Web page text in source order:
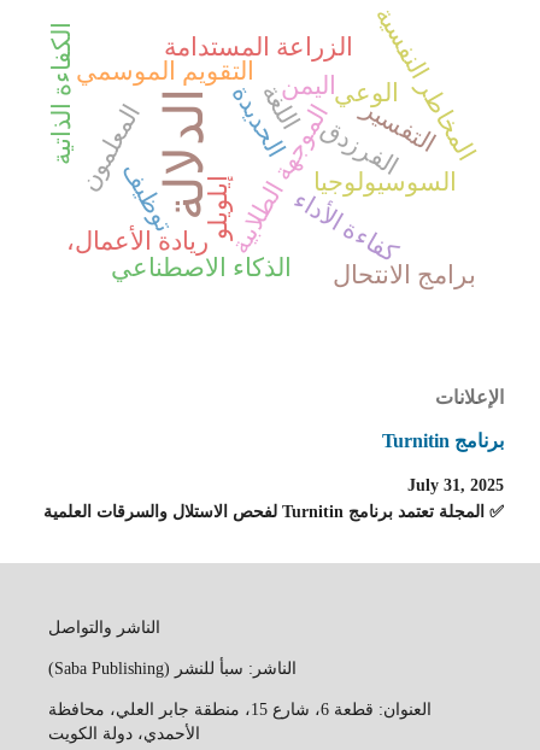
الدلالة
التقويم الموسمي
اللغة الوعي
الموجهة الطلابية
المخاطر النفسية
توظيف السوسيولوجيا إيلويلو
الزراعة المستدامة
ريادة الأعمال،
الكفاءة الذاتية
كفاءة الأداء
اليمن
المعلمون
الذكاء الاصطناعي برامج الانتحال
الحديدة التفسير
الفرزدق
الإعلانات
برنامج Turnitin
July 31, 2025
✅ المجلة تعتمد برنامج Turnitin لفحص الاستلال والسرقات العلمية
الناشر والتواصل
الناشر: سبأ للنشر (Saba Publishing)
العنوان: قطعة 6، شارع 15، منطقة جابر العلي، محافظة
الأحمدي، دولة الكويت